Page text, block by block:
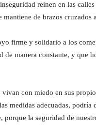
reinen en las
de brazos cruzados
firme y solidario a los
de manera constante, y
con miedo en sus
medidas adecuadas,
la seguridad de